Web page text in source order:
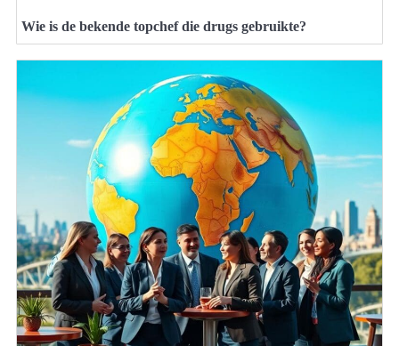
Wie is de bekende topchef die drugs gebruikte?